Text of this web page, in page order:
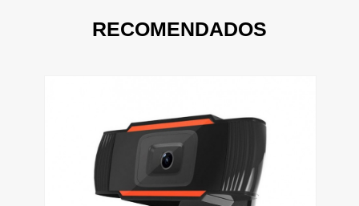
RECOMENDADOS